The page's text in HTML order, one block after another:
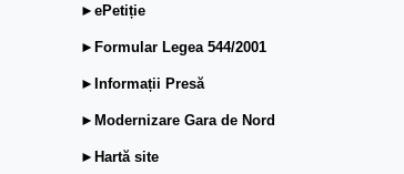
►ePetiție
►Formular Legea 544/2001
►Informații Presă
►Modernizare Gara de Nord
►Hartă site